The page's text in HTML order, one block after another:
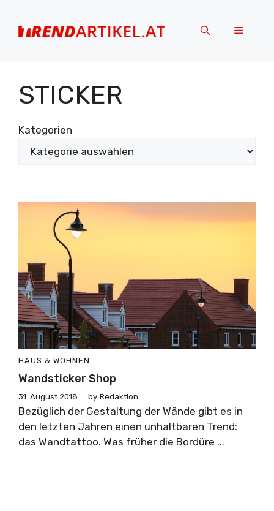
springen
Menü
STICKER
Kategorien
HAUS & WOHNEN
Wandsticker Shop
31. August 2018 by Redaktion
Bezüglich der Gestaltung der Wände gibt es in
den letzten Jahren einen unhaltbaren Trend:
das Wandtattoo. Was früher die Bordüre ...